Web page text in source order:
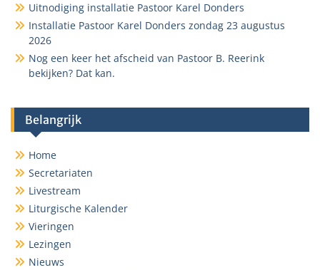
Uitnodiging installatie Pastoor Karel Donders
Installatie Pastoor Karel Donders zondag 23 augustus
2026
Nog een keer het afscheid van Pastoor B. Reerink
bekijken? Dat kan.
Belangrijk
Home
Secretariaten
Livestream
Liturgische Kalender
Vieringen
Lezingen
Nieuws